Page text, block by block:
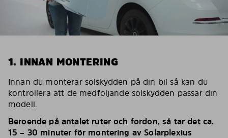
1. INNAN MONTERING
Innan du monterar solskydden på din bil så kan du
kontrollera att de medföljande solskydden passar din
modell.
Beroende på antalet ruter och fordon, så tar det ca.
15 – 30 minuter för montering av Solarplexius